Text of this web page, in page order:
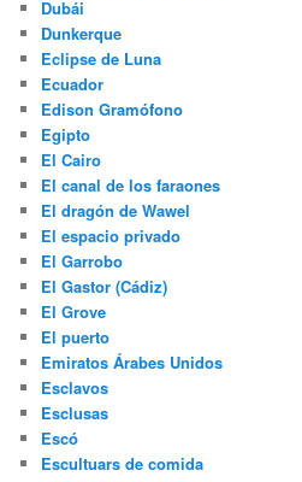
Dubái
Dunkerque
Eclipse de Luna
Ecuador
Edison Gramófono
Egipto
El Cairo
El canal de los faraones
El dragón de Wawel
El espacio privado
El Garrobo
El Gastor (Cádiz)
El Grove
El puerto
Emiratos Árabes Unidos
Esclavos
Esclusas
Escó
Escultuars de comida